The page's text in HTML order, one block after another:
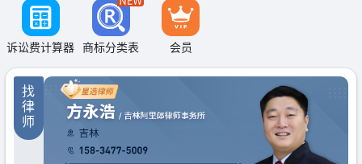
诉讼费计算器 商标分类表 会员
找
律
师